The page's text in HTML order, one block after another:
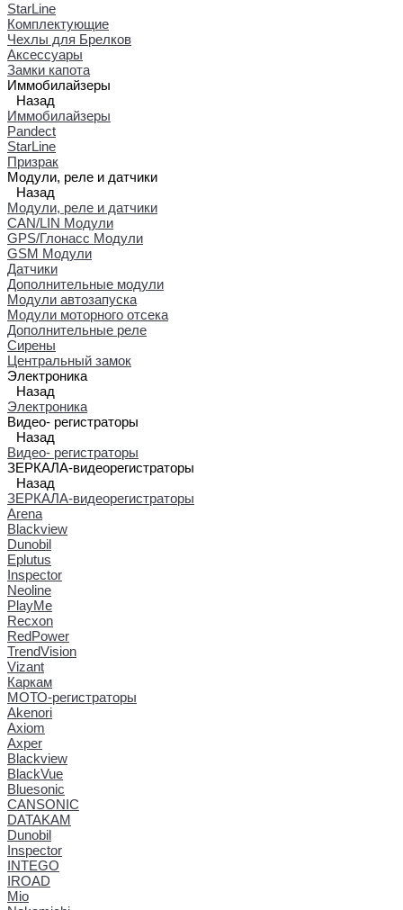
StarLine
Комплектующие
Чехлы для Брелков
Аксессуары
Замки капота
Иммобилайзеры
Назад
Иммобилайзеры
Pandect
StarLine
Призрак
Модули, реле и датчики
Назад
Модули, реле и датчики
CAN/LIN Модули
GPS/Глонасс Модули
GSM Модули
Датчики
Дополнительные модули
Модули автозапуска
Модули моторного отсека
Дополнительные реле
Сирены
Центральный замок
Электроника
Назад
Электроника
Видео- регистраторы
Назад
Видео- регистраторы
ЗЕРКАЛА-видеорегистраторы
Назад
ЗЕРКАЛА-видеорегистраторы
Arena
Blackview
Dunobil
Eplutus
Inspector
Neoline
PlayMe
Recxon
RedPower
TrendVision
Vizant
Каркам
МОТО-регистраторы
Akenori
Axiom
Axper
Blackview
BlackVue
Bluesonic
CANSONIC
DATAKAM
Dunobil
Inspector
INTEGO
IROAD
Mio